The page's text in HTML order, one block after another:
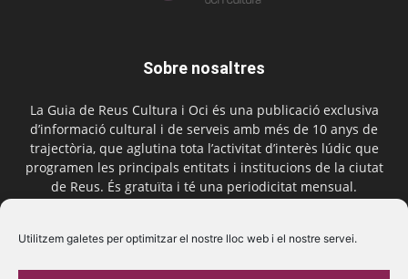
Utilitzem galetes per optimitzar el nostre lloc web i el nostre servei.
Sobre nosaltres
La Guia de Reus Cultura i Oci és una publicació exclusiva
d’informació cultural i de serveis amb més de 10 anys de
trajectòria, que aglutina tota l’activitat d’interès lúdic que
programen les principals entitats i institucions de la ciutat
de Reus. És gratuïta i té una periodicitat mensual.